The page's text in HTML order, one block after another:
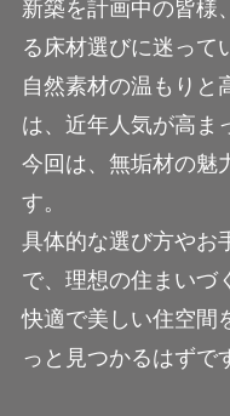
新築を計画中の皆様
る床材選びに迷って
自然素材の温もりと
は、近年人気が高ま
今回は、無垢材の魅
す。
具体的な選び方やお
で、理想の住まいづ
快適で美しい住空間
っと見つかるはずで